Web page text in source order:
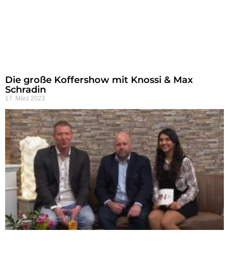
Die große Koffershow mit Knossi & Max
Schradin
17. März 2023